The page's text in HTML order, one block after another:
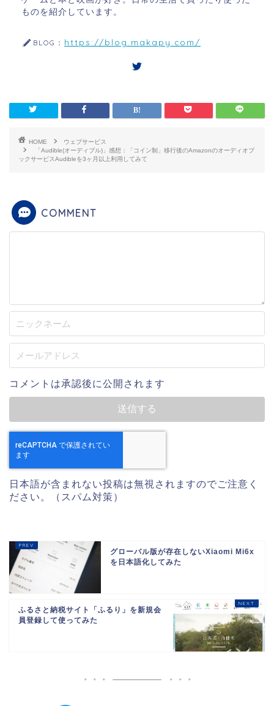
ものを紹介しています。
BLOG： https://blog.makapy.com/
HOME
ウェブサービス
「Audible(オーディブル)」感想：「コイン制」移行後のAmazonのオーディオブ
ックサービスAudibleを3ヶ月以上利用してみて
COMMENT
コメントは承認後に公開されます
日本語が含まれない投稿は無視されますのでご注意く
ださい。（スパム対策）
グローバル版が存在しないXiaomi Mi6x
を日本語化してみた
ふるさと納税サイト「ふるり」を新規会
員登録して使ってみた